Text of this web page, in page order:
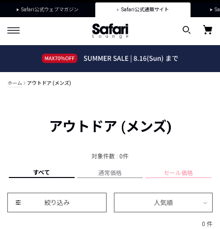
Safari公式ウェブマガジン Safari公式通販サイト
ホーム アウトドア (メンズ)
アウトドア (メンズ)
対象件数 : 0件
すべて 通常価格 セール価格
絞り込み 人気順
0 件